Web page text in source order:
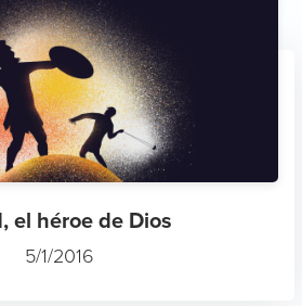
el héroe de Dios
5/1/2016